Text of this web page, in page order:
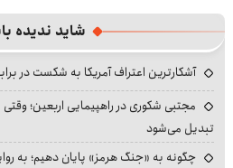
شاید ندیده
آشکارترین اعتراف آمریکا به شکست در
مجتبی شکوری در راهپیمایی اربعین؛
تبدیل می‌شود
چگونه به «جنگ هرمز» پایان دهیم؛ به